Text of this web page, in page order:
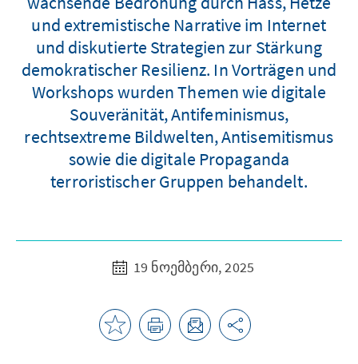
und extremistische Narrative im Internet
und diskutierte Strategien zur Stärkung
demokratischer Resilienz. In Vorträgen und
Workshops wurden Themen wie digitale
Souveränität, Antifeminismus,
rechtsextreme Bildwelten, Antisemitismus
sowie die digitale Propaganda
terroristischer Gruppen behandelt.
19 ნოემბერი, 2025